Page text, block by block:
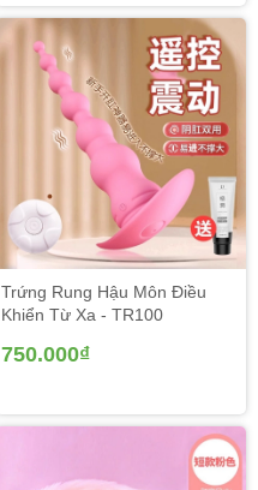
Trứng Rung Hậu Môn Điều
Khiển Từ Xa - TR100
750.000₫